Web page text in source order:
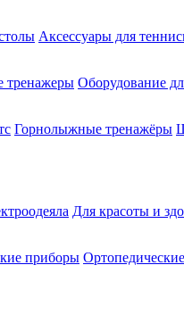
Аксессуары для
тренажеры Оборудование
Горнолыжные тренажёры
Для красоты и
приборы